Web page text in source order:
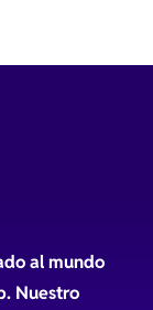
al mundo
Nuestro